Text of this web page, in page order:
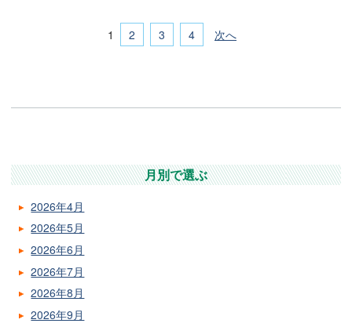
1 2 3 4 次へ
月別で選ぶ
2026年4月
2026年5月
2026年6月
2026年7月
2026年8月
2026年9月